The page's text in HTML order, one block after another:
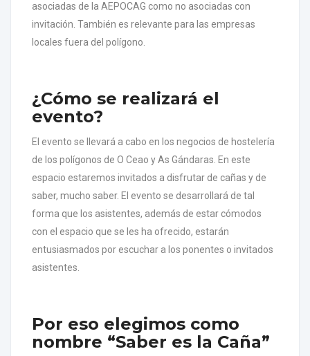
asociadas de la AEPOCAG como no asociadas con
invitación. También es relevante para las empresas
locales fuera del polígono.
¿Cómo se realizará el
evento?
El evento se llevará a cabo en los negocios de hostelería
de los polígonos de O Ceao y As Gándaras. En este
espacio estaremos invitados a disfrutar de cañas y de
saber, mucho saber. El evento se desarrollará de tal
forma que los asistentes, además de estar cómodos
con el espacio que se les ha ofrecido, estarán
entusiasmados por escuchar a los ponentes o invitados
asistentes.
Por eso elegimos como
nombre “Saber es la Caña”